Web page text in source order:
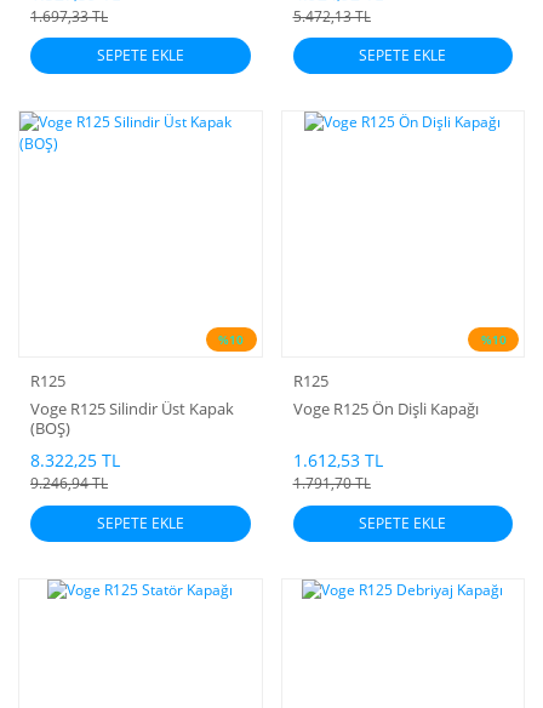
1.697,33 TL
SEPETE EKLE
5.472,13 TL
SEPETE EKLE
%10
R125
Voge R125 Silindir Üst Kapak
(BOŞ)
8.322,25 TL
9.246,94 TL
SEPETE EKLE
%10
R125
Voge R125 Ön Dişli Kapağı
1.612,53 TL
1.791,70 TL
SEPETE EKLE